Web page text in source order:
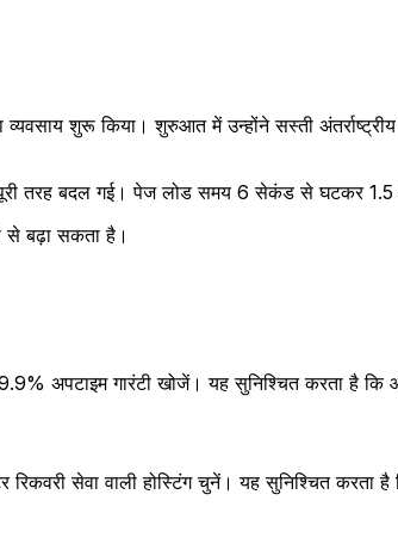
शुरू किया। शुरुआत में उन्होंने सस्ती
तरह बदल गई। पेज लोड समय 6 सेकंड से घटकर 1.5
से बढ़ा सकता है।
अपटाइम गारंटी खोजें। यह सुनिश्चित करता है कि
सेवा वाली होस्टिंग चुनें। यह सुनिश्चित